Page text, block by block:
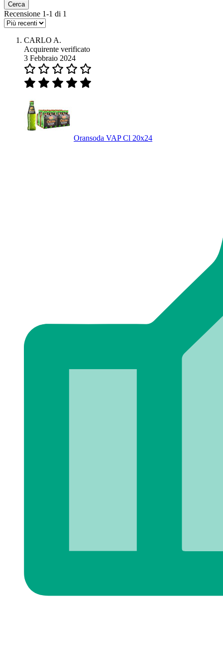
Cerca
Recensione 1-1 di 1
CARLO A.
Acquirente verificato
3 Febbraio 2024
Oransoda VAP Cl 20x24